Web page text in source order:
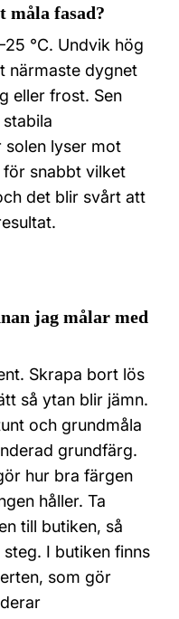
måla fasad?
°C. Undvik hög
närmaste dygnet
eller frost. Sen
solen lyser mot
snabbt vilket
det blir svårt att
jag målar med
Skrapa bort lös
så ytan blir jämn.
och grundmåla
grundfärg.
hur bra färgen
håller. Ta
till butiken, så
I butiken finns
som gör